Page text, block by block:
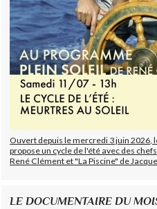
Ouvert depuis le mercredi 3 juin 2026,
propose un cycle de l'été avec des
René Clément et "La Piscine" de
LE DOCUMENTAIRE DU